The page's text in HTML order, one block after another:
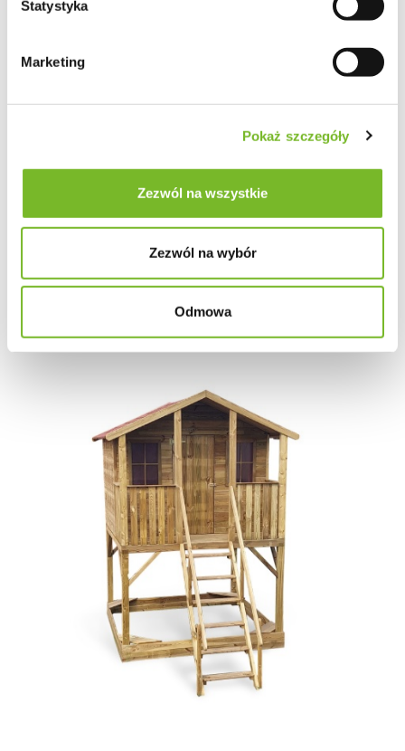
Statystyka
Marketing
Pokaż szczegóły
Zezwól na wszystkie
Zezwól na wybór
Odmowa